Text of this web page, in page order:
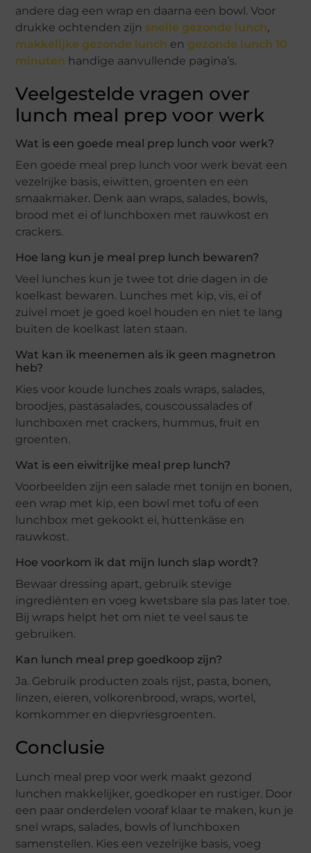
andere dag een wrap en daarna een bowl. Voor
drukke ochtenden zijn snelle gezonde lunch,
makkelijke gezonde lunch en gezonde lunch 10
minuten handige aanvullende pagina’s.
Veelgestelde vragen over
lunch meal prep voor werk
Wat is een goede meal prep lunch voor werk?
Een goede meal prep lunch voor werk bevat een
vezelrijke basis, eiwitten, groenten en een
smaakmaker. Denk aan wraps, salades, bowls,
brood met ei of lunchboxen met rauwkost en
crackers.
Hoe lang kun je meal prep lunch bewaren?
Veel lunches kun je twee tot drie dagen in de
koelkast bewaren. Lunches met kip, vis, ei of
zuivel moet je goed koel houden en niet te lang
buiten de koelkast laten staan.
Wat kan ik meenemen als ik geen magnetron
heb?
Kies voor koude lunches zoals wraps, salades,
broodjes, pastasalades, couscoussalades of
lunchboxen met crackers, hummus, fruit en
groenten.
Wat is een eiwitrijke meal prep lunch?
Voorbeelden zijn een salade met tonijn en bonen,
een wrap met kip, een bowl met tofu of een
lunchbox met gekookt ei, hüttenkäse en
rauwkost.
Hoe voorkom ik dat mijn lunch slap wordt?
Bewaar dressing apart, gebruik stevige
ingrediënten en voeg kwetsbare sla pas later toe.
Bij wraps helpt het om niet te veel saus te
gebruiken.
Kan lunch meal prep goedkoop zijn?
Ja. Gebruik producten zoals rijst, pasta, bonen,
linzen, eieren, volkorenbrood, wraps, wortel,
komkommer en diepvriesgroenten.
Conclusie
Lunch meal prep voor werk maakt gezond
lunchen makkelijker, goedkoper en rustiger. Door
een paar onderdelen vooraf klaar te maken, kun je
snel wraps, salades, bowls of lunchboxen
samenstellen. Kies een vezelrijke basis, voeg